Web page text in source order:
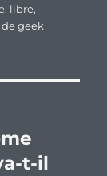
, libre,
de geek
t-il